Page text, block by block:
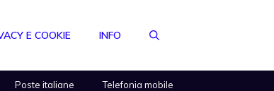
E COOKIE INFO
Poste italiane Telefonia mobile